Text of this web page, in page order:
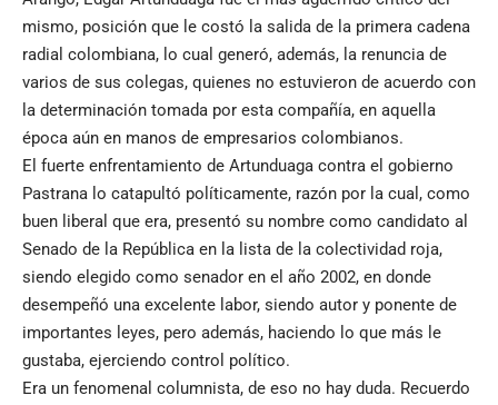
mismo, posición que le costó la salida de la primera cadena
radial colombiana, lo cual generó, además, la renuncia de
varios de sus colegas, quienes no estuvieron de acuerdo con
la determinación tomada por esta compañía, en aquella
época aún en manos de empresarios colombianos.
El fuerte enfrentamiento de Artunduaga contra el gobierno
Pastrana lo catapultó políticamente, razón por la cual, como
buen liberal que era, presentó su nombre como candidato al
Senado de la República en la lista de la colectividad roja,
siendo elegido como senador en el año 2002, en donde
desempeñó una excelente labor, siendo autor y ponente de
importantes leyes, pero además, haciendo lo que más le
gustaba, ejerciendo control político.
Era un fenomenal columnista, de eso no hay duda. Recuerdo